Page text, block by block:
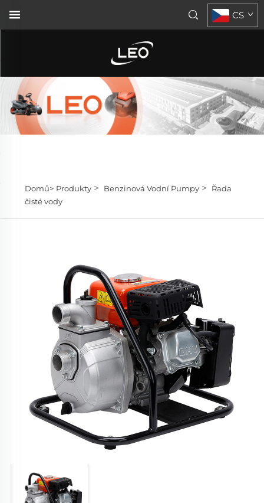
CS
Domů> Produkty> Benzinová Vodní Pumpy>
Řada
čisté vody